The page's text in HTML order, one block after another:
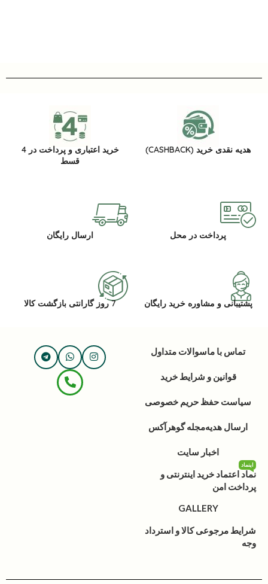
هدیه نقدی خرید (CASHBACK)
خرید اعتباری و پرداخت در 4
قسط
پرداخت در محل ارسال رایگان
پشتیبانی و مشاوره خرید رایگان 7 روز گارانتی بازگشت کالا
تماس با ماسوالات متداول
قوانین و شرایط خرید
سیاست حفظ حریم خصوصی
ارسال هدیهمجله گوهرآکس
اخبار سایت
نماد اعتماد خرید اینترنتی و
پرداخت امن
اینماد
GALLERY
شرایط مرجوعی کالا و استرداد
وجه